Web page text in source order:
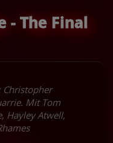
- The Final
Christopher
Mit Tom
Hayley Atwell,